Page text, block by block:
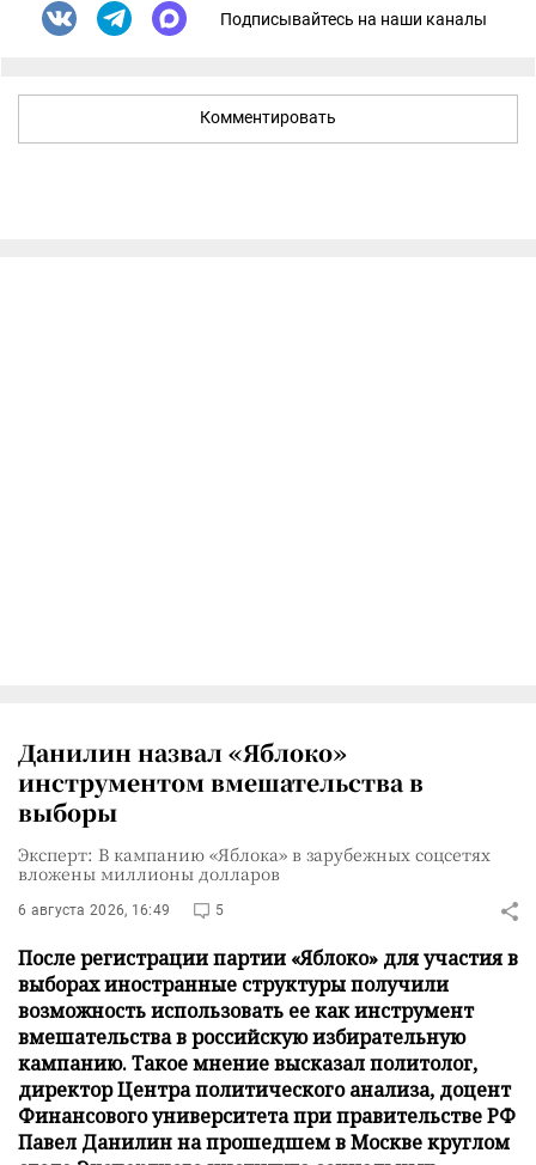
Подписывайтесь на наши каналы
Комментировать
Данилин назвал «Яблоко»
инструментом вмешательства в
выборы
Эксперт: В кампанию «Яблока» в зарубежных соцсетях
вложены миллионы долларов
6 августа 2026, 16:49 5
После регистрации партии «Яблоко» для участия в
выборах иностранные структуры получили
возможность использовать ее как инструмент
вмешательства в российскую избирательную
кампанию. Такое мнение высказал политолог,
директор Центра политического анализа, доцент
Финансового университета при правительстве РФ
Павел Данилин на прошедшем в Москве круглом